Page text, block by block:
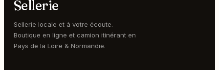
Sellerie
Sellerie locale et à votre écoute.
Boutique en ligne et camion itinérant en
Pays de la Loire & Normandie.